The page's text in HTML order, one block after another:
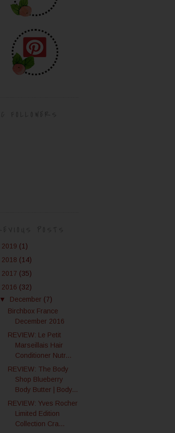
2019 (1)
2018 (14)
2017 (35)
2016 (32)
▼ December (7)
Birchbox France
December 2016
REVIEW: Le Petit
Marseillais Hair
Conditioner Nutr...
REVIEW: The Body
Shop Blueberry
Body Butter | Body...
REVIEW: Yves Rocher
Limited Edition
Collection Cra...